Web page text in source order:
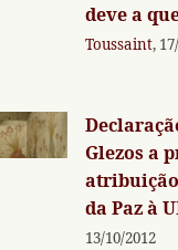
deve a
Toussaint,
Glezos a
da Paz à
13/10/2012